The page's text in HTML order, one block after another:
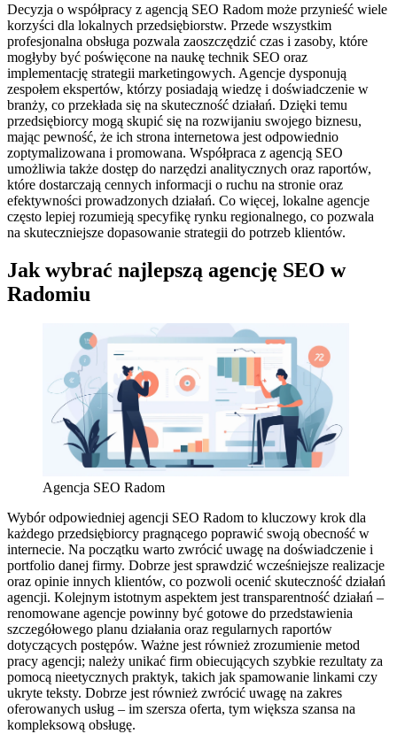
Decyzja o współpracy z agencją SEO Radom może przynieść wiele
korzyści dla lokalnych przedsiębiorstw. Przede wszystkim
profesjonalna obsługa pozwala zaoszczędzić czas i zasoby, które
mogłyby być poświęcone na naukę technik SEO oraz
implementację strategii marketingowych. Agencje dysponują
zespołem ekspertów, którzy posiadają wiedzę i doświadczenie w
branży, co przekłada się na skuteczność działań. Dzięki temu
przedsiębiorcy mogą skupić się na rozwijaniu swojego biznesu,
mając pewność, że ich strona internetowa jest odpowiednio
zoptymalizowana i promowana. Współpraca z agencją SEO
umożliwia także dostęp do narzędzi analitycznych oraz raportów,
które dostarczają cennych informacji o ruchu na stronie oraz
efektywności prowadzonych działań. Co więcej, lokalne agencje
często lepiej rozumieją specyfikę rynku regionalnego, co pozwala
na skuteczniejsze dopasowanie strategii do potrzeb klientów.
Jak wybrać najlepszą agencję SEO w
Radomiu
Agencja SEO Radom
Wybór odpowiedniej agencji SEO Radom to kluczowy krok dla
każdego przedsiębiorcy pragnącego poprawić swoją obecność w
internecie. Na początku warto zwrócić uwagę na doświadczenie i
portfolio danej firmy. Dobrze jest sprawdzić wcześniejsze realizacje
oraz opinie innych klientów, co pozwoli ocenić skuteczność działań
agencji. Kolejnym istotnym aspektem jest transparentność działań –
renomowane agencje powinny być gotowe do przedstawienia
szczegółowego planu działania oraz regularnych raportów
dotyczących postępów. Ważne jest również zrozumienie metod
pracy agencji; należy unikać firm obiecujących szybkie rezultaty za
pomocą nieetycznych praktyk, takich jak spamowanie linkami czy
ukryte teksty. Dobrze jest również zwrócić uwagę na zakres
oferowanych usług – im szersza oferta, tym większa szansa na
kompleksową obsługę.